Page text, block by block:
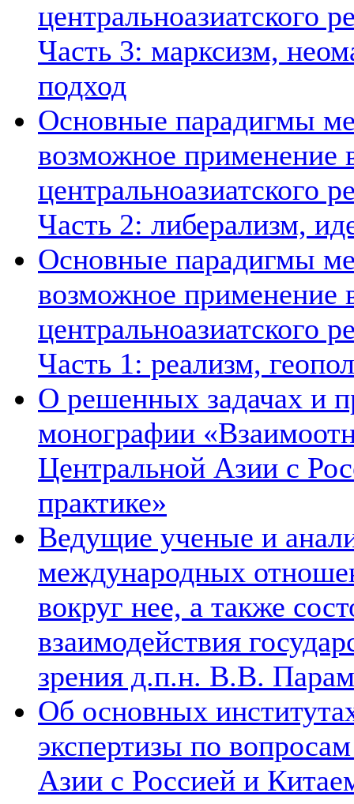
центральноазиатского
Часть 3: марксизм,
подход
Основные парадигмы
возможное применение
центральноазиатского
Часть 2: либерализм,
Основные парадигмы
возможное применение
центральноазиатского
Часть 1: реализм,
О решенных задачах и
монографии
Центральной Азии с
практике»
Ведущие ученые и
международных
вокруг нее, а также
взаимодействия
зрения д.п.н. В.В.
Об основных
экспертизы по
Азии с Россией и